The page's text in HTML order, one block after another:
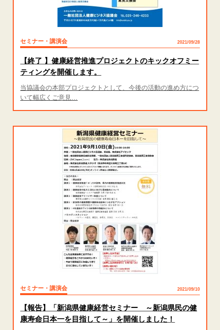
セミナー・講演会 2021/09/28
【終了 】健康経営推進プロジェクトのキックオフミー
ティングを開催します。
当協議会の本部プロジェクトとして、今後の活動の進め方につ
いて幅広くご意見…
セミナー・講演会 2021/09/10
【報告】「新潟県健康経営セミナー ～新潟県民の健
康寿命日本一を目指して～」を開催しました！